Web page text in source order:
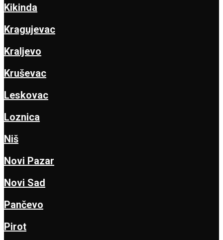
Kikinda
Kragujevac
Kraljevo
Kruševac
Leskovac
Loznica
Niš
Novi Pazar
Novi Sad
Pančevo
Pirot